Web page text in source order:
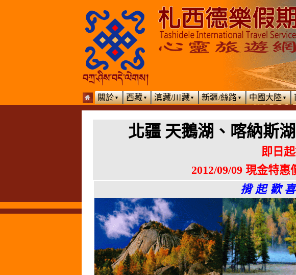
關於▼ 西藏▼ 滇藏/川藏▼ 新疆/絲路▼ 中國大陸▼
北疆 天鵝湖、喀納斯
即日
2012/09/09 現金特
揹起歡